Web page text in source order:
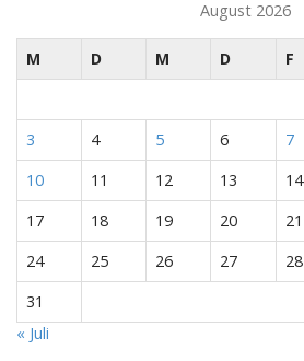
August 2026
M D M D F
3
4 5 6 7
10
11 12 13 14
17
18 19 20 21
24
25 26 27 28
31
« Juli